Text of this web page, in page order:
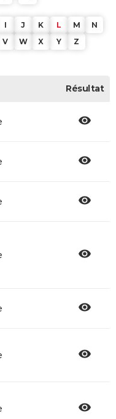
I J K L M
N
V W X Y Z
Résultat